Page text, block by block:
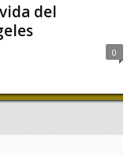
del
0